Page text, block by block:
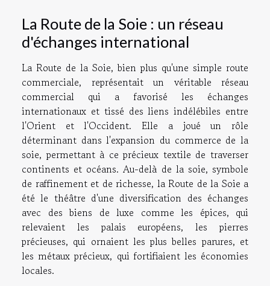
La Route de la Soie : un réseau
d'échanges international
La Route de la Soie, bien plus qu'une simple route
commerciale, représentait un véritable réseau
commercial qui a favorisé les échanges
internationaux et tissé des liens indélébiles entre
l'Orient et l'Occident. Elle a joué un rôle
déterminant dans l'expansion du commerce de la
soie, permettant à ce précieux textile de traverser
continents et océans. Au-delà de la soie, symbole
de raffinement et de richesse, la Route de la Soie a
été le théâtre d'une diversification des échanges
avec des biens de luxe comme les épices, qui
relevaient les palais européens, les pierres
précieuses, qui ornaient les plus belles parures, et
les métaux précieux, qui fortifiaient les économies
locales.